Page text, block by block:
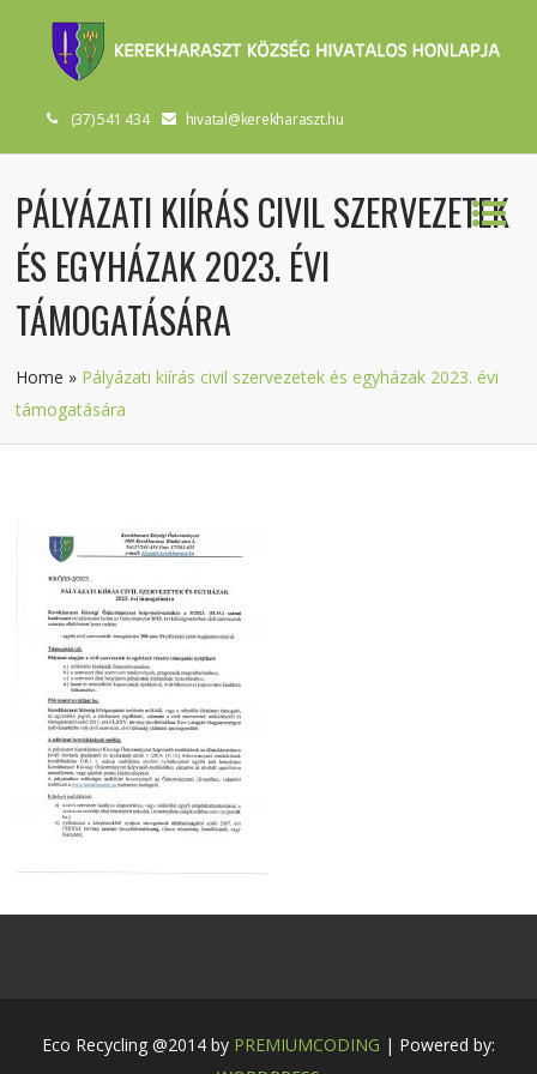
(37) 541 434 hivatal@kerekharaszt.hu
PÁLYÁZATI KIÍRÁS CIVIL SZERVEZETEK
ÉS EGYHÁZAK 2023. ÉVI
TÁMOGATÁSÁRA
Home » Pályázati kiírás civil szervezetek és egyházak 2023. évi
támogatására
Eco Recycling @2014 by PREMIUMCODING | Powered by: